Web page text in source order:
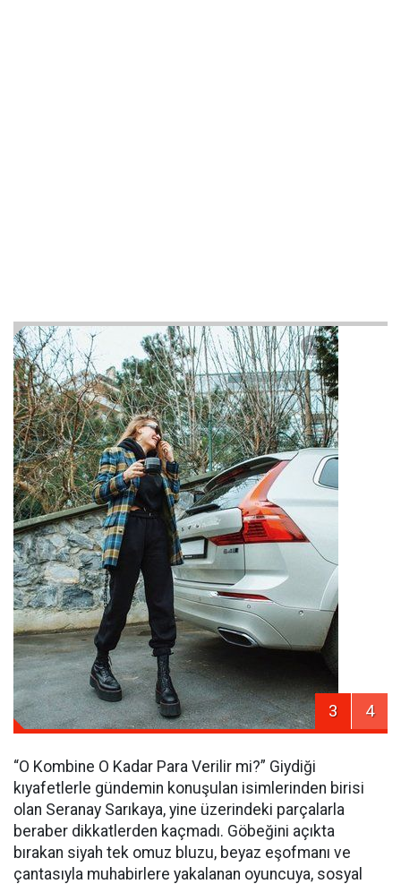
3 4
“O Kombine O Kadar Para Verilir mi?” Giydiği
kıyafetlerle gündemin konuşulan isimlerinden birisi
olan Seranay Sarıkaya, yine üzerindeki parçalarla
beraber dikkatlerden kaçmadı. Göbeğini açıkta
bırakan siyah tek omuz bluzu, beyaz eşofmanı ve
çantasıyla muhabirlere yakalanan oyuncuya, sosyal